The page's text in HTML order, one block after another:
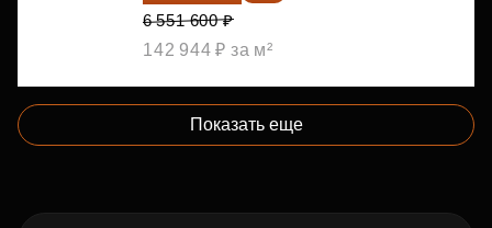
6 551 600 ₽
142 944 ₽ за м²
Показать еще